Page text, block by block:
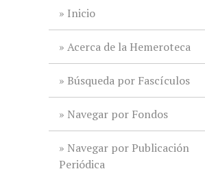
Inicio
Acerca de la Hemeroteca
Búsqueda por Fascículos
Navegar por Fondos
Navegar por Publicación
Periódica